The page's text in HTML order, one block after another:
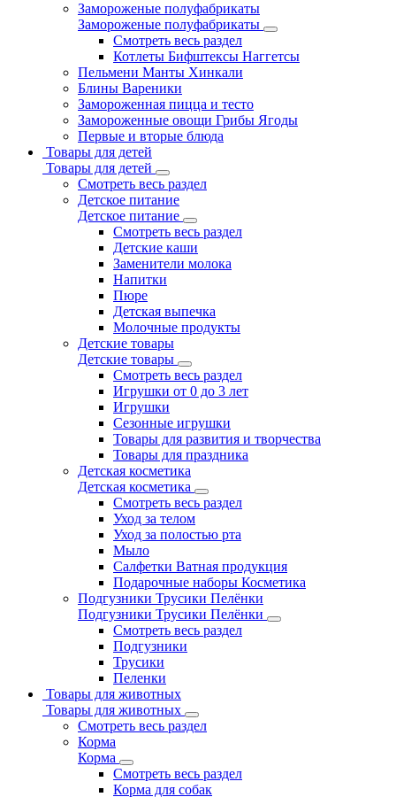
Замороженые полуфабрикаты
Замороженые полуфабрикаты
Смотреть весь раздел
Котлеты Бифштексы Наггетсы
Пельмени Манты Хинкали
Блины Вареники
Замороженная пицца и тесто
Замороженные овощи Грибы Ягоды
Первые и вторые блюда
Товары для детей
Товары для детей
Смотреть весь раздел
Детское питание
Детское питание
Смотреть весь раздел
Детские каши
Заменители молока
Напитки
Пюре
Детская выпечка
Молочные продукты
Детские товары
Детские товары
Смотреть весь раздел
Игрушки от 0 до 3 лет
Игрушки
Сезонные игрушки
Товары для развития и творчества
Товары для праздника
Детская косметика
Детская косметика
Смотреть весь раздел
Уход за телом
Уход за полостью рта
Мыло
Салфетки Ватная продукция
Подарочные наборы Косметика
Подгузники Трусики Пелёнки
Подгузники Трусики Пелёнки
Смотреть весь раздел
Подгузники
Трусики
Пеленки
Товары для животных
Товары для животных
Смотреть весь раздел
Корма
Корма
Смотреть весь раздел
Корма для собак